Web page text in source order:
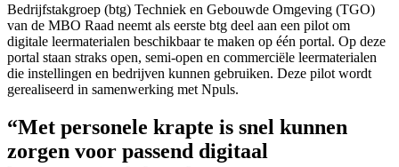
Bedrijfstakgroep (btg) Techniek en Gebouwde Omgeving (TGO)
van de MBO Raad neemt als eerste btg deel aan een pilot om
digitale leermaterialen beschikbaar te maken op één portal. Op deze
portal staan straks open, semi-open en commerciële leermaterialen
die instellingen en bedrijven kunnen gebruiken. Deze pilot wordt
gerealiseerd in samenwerking met Npuls.
“Met personele krapte is snel kunnen
zorgen voor passend digitaal